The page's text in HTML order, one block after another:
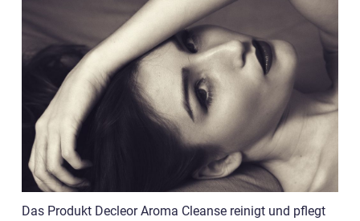
Das Produkt Decleor Aroma Cleanse reinigt und pflegt